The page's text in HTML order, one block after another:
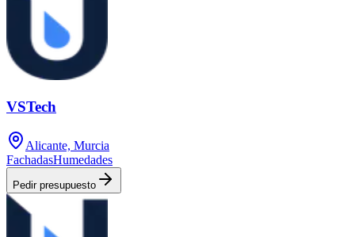
VSTech
Alicante, Murcia
FachadasHumedades
Pedir presupuesto